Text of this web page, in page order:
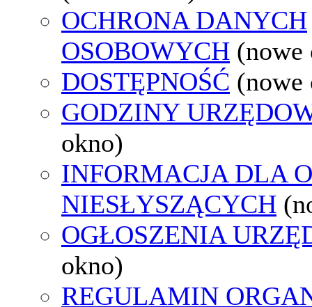
OCHRONA DANYCH
OSOBOWYCH (nowe
DOSTĘPNOŚĆ (nowe
GODZINY
okno)
INFORMACJA DLA
NIESŁYSZĄCYCH
OGŁOSZENIA
okno)
REGULAMIN